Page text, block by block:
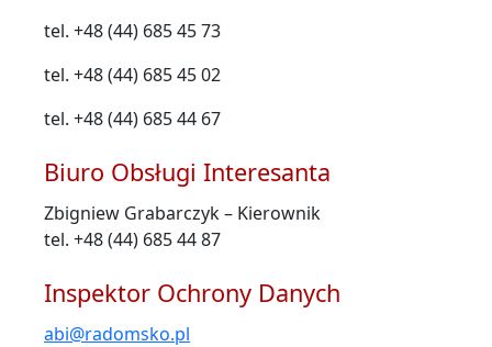
tel. +48 (44) 685 45 73
tel. +48 (44) 685 45 02
tel. +48 (44) 685 44 67
Biuro Obsługi Interesanta
Zbigniew Grabarczyk – Kierownik
tel. +48 (44) 685 44 87
Inspektor Ochrony Danych
abi@radomsko.pl